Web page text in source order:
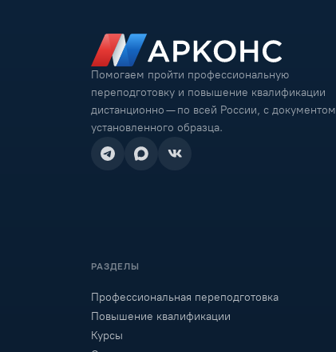
Помогаем пройти профессиональную
переподготовку и повышение квалификации
дистанционно — по всей России, с документом
установленного образца.
РАЗДЕЛЫ
Профессиональная переподготовка
Повышение квалификации
Курсы